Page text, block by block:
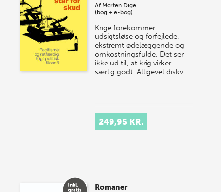
Af Morten Dige
(bog + e-bog)
Krige forekommer
udsigtsløse og forfejlede,
ekstremt ødelæggende og
omkostningsfulde. Det ser
ikke ud til, at krig virker
særlig godt. Alligevel diskv…
249,95 KR.
Romaner